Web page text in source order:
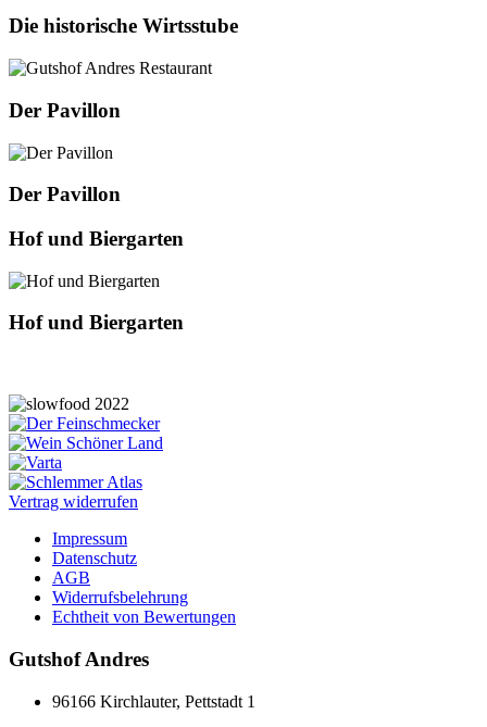
Die historische Wirtsstube
Der Pavillon
Der Pavillon
Hof und Biergarten
Hof und Biergarten
Vertrag widerrufen
Impressum
Datenschutz
AGB
Widerrufsbelehrung
Echtheit von Bewertungen
Gutshof Andres
96166 Kirchlauter, Pettstadt 1